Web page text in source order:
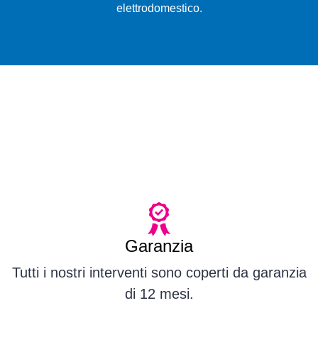
elettrodomestico.
Garanzia
Tutti i nostri interventi sono coperti da garanzia
di 12 mesi.